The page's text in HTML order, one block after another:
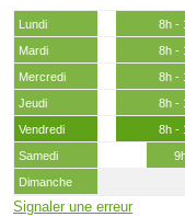
Lundi 8h -
Mardi
8h -
Mercredi
8h -
Jeudi
8h -
Vendredi
8h -
Samedi
Dimanche
Signaler une erreur